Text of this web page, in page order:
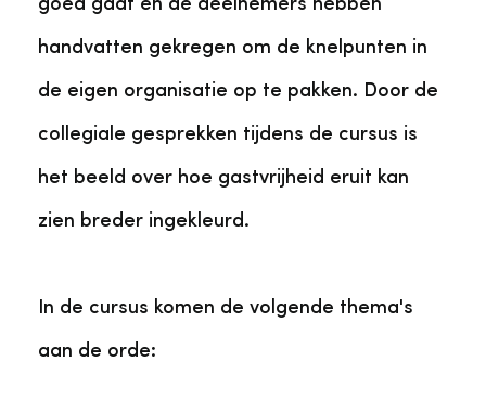
goed gaat en de deelnemers hebben
handvatten gekregen om de knelpunten in
de eigen organisatie op te pakken. Door de
collegiale gesprekken tijdens de cursus is
het beeld over hoe gastvrijheid eruit kan
zien breder ingekleurd.
In de cursus komen de volgende thema's
aan de orde: